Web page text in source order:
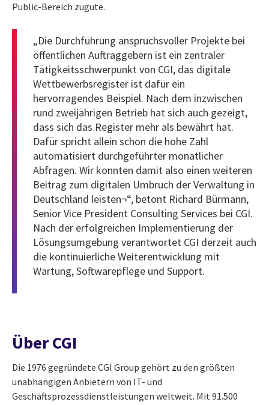
Public-Bereich zugute.
„Die Durchführung anspruchsvoller Projekte bei
öffentlichen Auftraggebern ist ein zentraler
Tätigkeitsschwerpunkt von CGI, das digitale
Wettbewerbsregister ist dafür ein
hervorragendes Beispiel. Nach dem inzwischen
rund zweijährigen Betrieb hat sich auch gezeigt,
dass sich das Register mehr als bewährt hat.
Dafür spricht allein schon die hohe Zahl
automatisiert durchgeführter monatlicher
Abfragen. Wir konnten damit also einen weiteren
Beitrag zum digitalen Umbruch der Verwaltung in
Deutschland leisten¬“, betont Richard Bürmann,
Senior Vice President Consulting Services bei CGI.
Nach der erfolgreichen Implementierung der
Lösungsumgebung verantwortet CGI derzeit auch
die kontinuierliche Weiterentwicklung mit
Wartung, Softwarepflege und Support.
Über CGI
Die 1976 gegründete CGI Group gehört zu den größten
unabhängigen Anbietern von IT- und
Geschäftsprozessdienstleistungen weltweit. Mit 91.500